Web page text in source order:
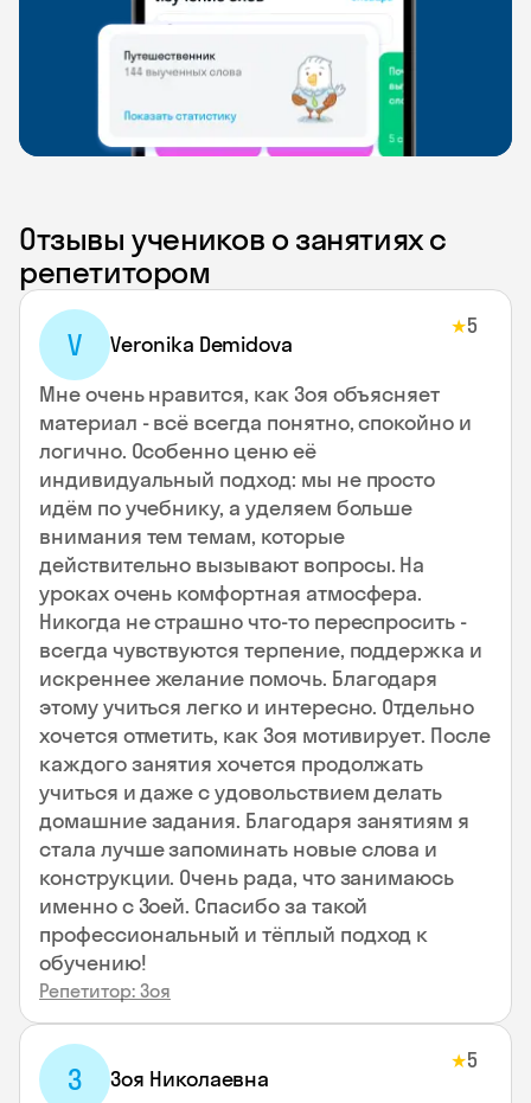
Отзывы учеников о занятиях с
репетитором
V Veronika Demidova
★5
Мне очень нравится, как Зоя объясняет
материал - всё всегда понятно, спокойно и
логично. Особенно ценю её
индивидуальный подход: мы не просто
идём по учебнику, а уделяем больше
внимания тем темам, которые
действительно вызывают вопросы. На
уроках очень комфортная атмосфера.
Никогда не страшно что-то переспросить -
всегда чувствуются терпение, поддержка и
искреннее желание помочь. Благодаря
этому учиться легко и интересно. Отдельно
хочется отметить, как Зоя мотивирует. После
каждого занятия хочется продолжать
учиться и даже с удовольствием делать
домашние задания. Благодаря занятиям я
стала лучше запоминать новые слова и
конструкции. Очень рада, что занимаюсь
именно с Зоей. Спасибо за такой
профессиональный и тёплый подход к
обучению!
Репетитор: Зоя
З Зоя Николаевна
★5